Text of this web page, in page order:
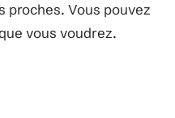
proches. Vous pouvez
vous voudrez.